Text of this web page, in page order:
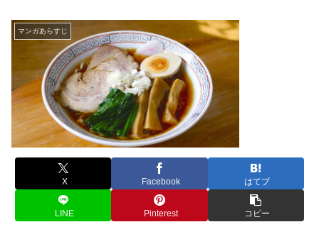
マンガあらすじ
X Facebook はてブ
LINE Pinterest コピー